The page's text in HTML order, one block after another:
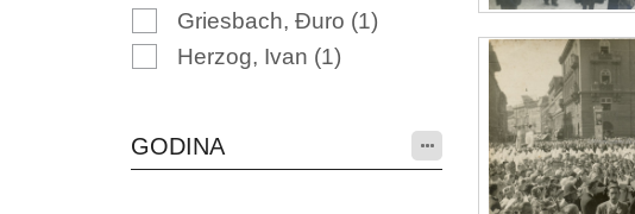
Griesbach, Đuro (1)
Herzog, Ivan (1)
GODINA